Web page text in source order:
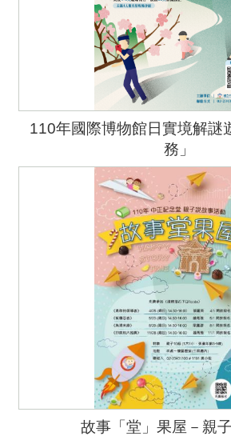
110年國際博物館日實境解謎
務」
故事「堂」果屋－親